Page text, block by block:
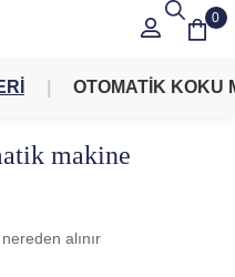
0
OTOMATİK KOKU
makine
alınır